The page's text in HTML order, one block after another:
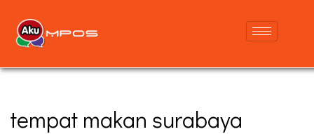
tempat makan surabaya